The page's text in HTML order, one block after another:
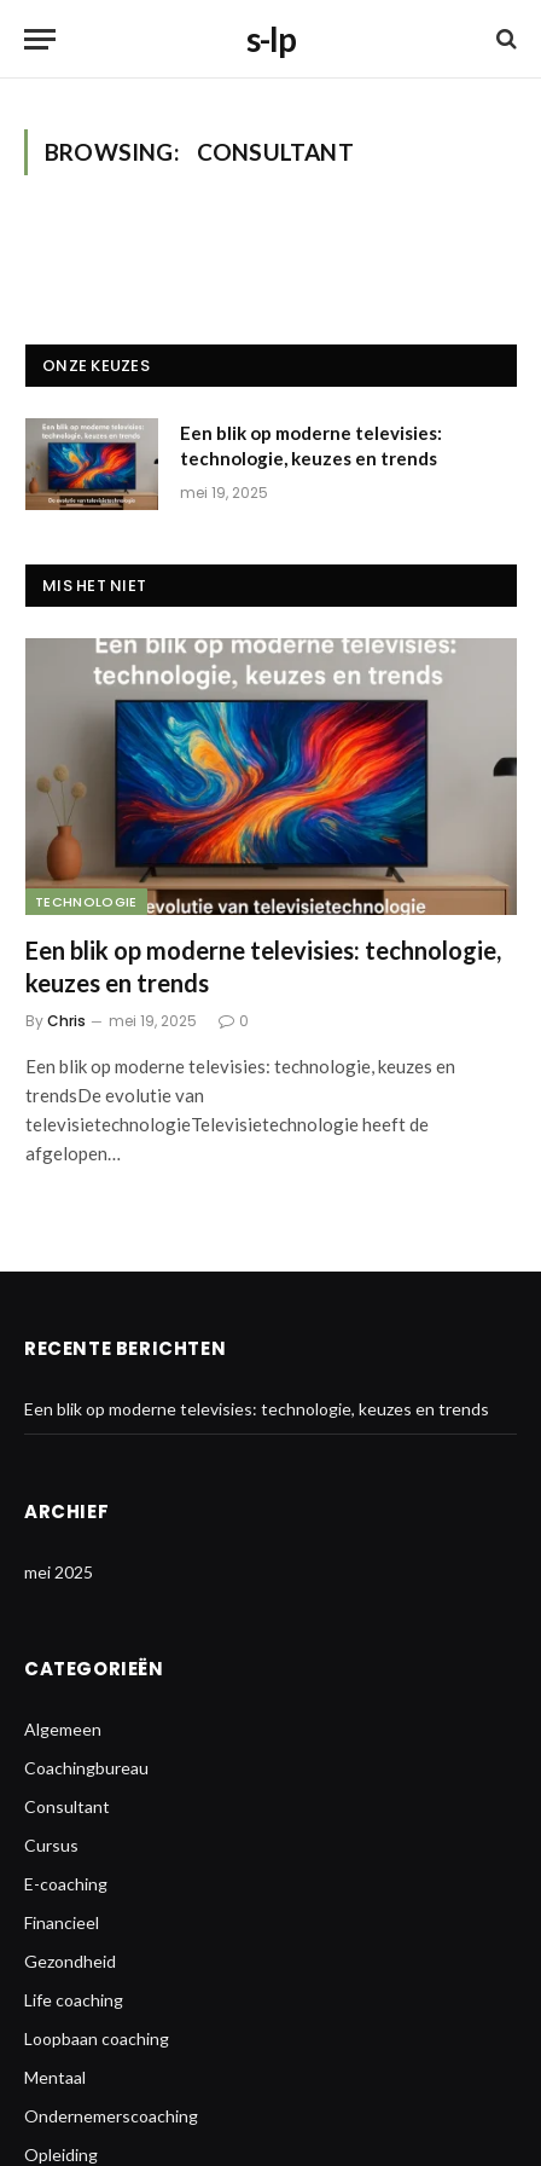
s-lp
BROWSING: CONSULTANT
ONZE KEUZES
Een blik op moderne televisies:
technologie, keuzes en trends
mei 19, 2025
MIS HET NIET
TECHNOLOGIE
Een blik op moderne televisies: technologie,
keuzes en trends
ByChris mei 19, 2025 0
Een blik op moderne televisies: technologie, keuzes en
trendsDe evolutie van
televisietechnologieTelevisietechnologie heeft de
afgelopen…
RECENTE BERICHTEN
Een blik op moderne televisies: technologie, keuzes en trends
ARCHIEF
mei 2025
CATEGORIEËN
Algemeen
Coachingbureau
Consultant
Cursus
E-coaching
Financieel
Gezondheid
Life coaching
Loopbaan coaching
Mentaal
Ondernemerscoaching
Opleiding